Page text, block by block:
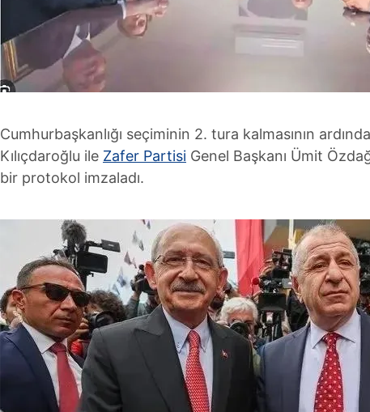
Cumhurbaşkanlığı seçiminin 2. tura kalmasının
Kılıçdaroğlu ile Zafer Partisi Genel Başkanı Ümit
bir protokol imzaladı.